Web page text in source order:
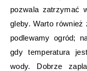
pozwala zatrzymać
gleby. Warto
podlewamy ogród;
gdy temperatura
wody. Dobrze